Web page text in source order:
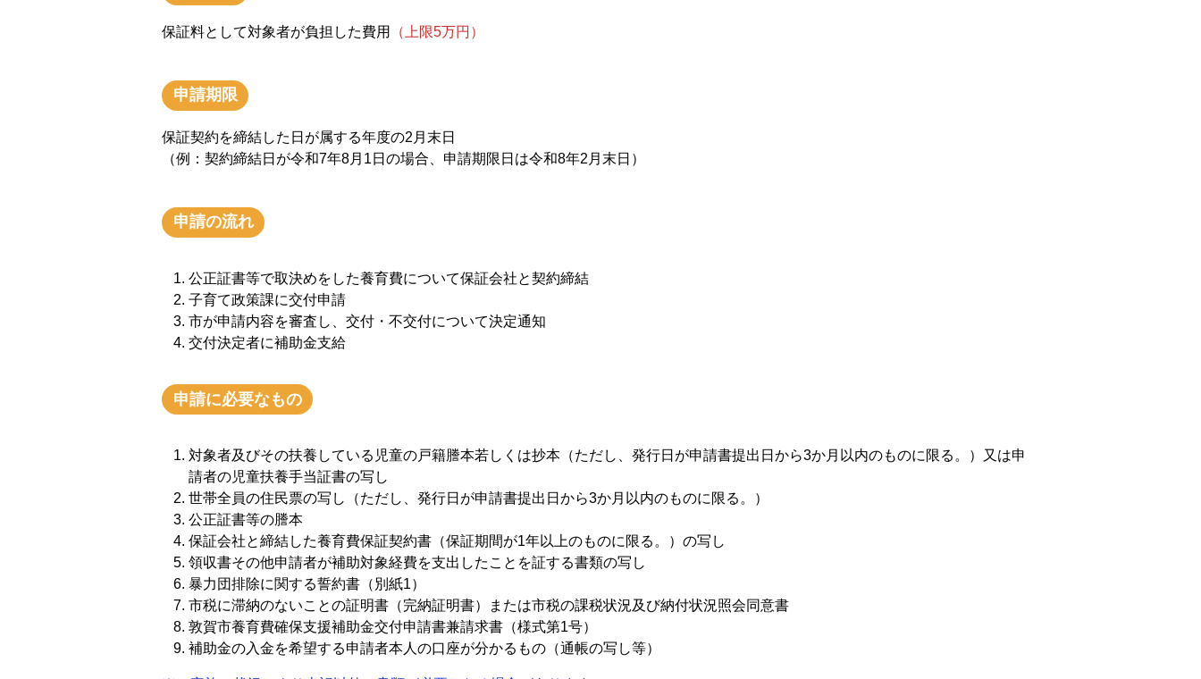
保証料として対象者が負担した費用 （上限5万円）
申請期限
保証契約を締結した日が属する年度の2月末日
（例：契約締結日が令和7年8月1日の場合、申請期限日は令和8年2月末日）
申請の流れ
公正証書等で取決めをした養育費について保証会社と契約締結
子育て政策課に交付申請
市が申請内容を審査し、交付・不交付について決定通知
交付決定者に補助金支給
申請に必要なもの
対象者及びその扶養している児童の戸籍謄本若しくは抄本（ただし、発行日が申請書提出日から3か月以内のものに限る。）又は申
請者の児童扶養手当証書の写し
世帯全員の住民票の写し（ただし、発行日が申請書提出日から3か月以内のものに限る。）
公正証書等の謄本
保証会社と締結した養育費保証契約書（保証期間が1年以上のものに限る。）の写し
領収書その他申請者が補助対象経費を支出したことを証する書類の写し
暴力団排除に関する誓約書（別紙1）
市税に滞納のないことの証明書（完納証明書）または市税の課税状況及び納付状況照会同意書
敦賀市養育費確保支援補助金交付申請書兼請求書（様式第1号）
補助金の入金を希望する申請者本人の口座が分かるもの（通帳の写し等）